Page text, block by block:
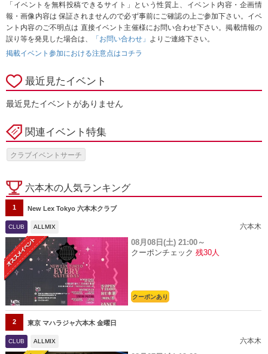
「イベントを無料投稿できるサイト」という性質上、イベント内容・企画情
報・画像内容は 保証されませんので必ず事前にご確認の上ご参加下さい。イベ
ント内容のご不明点は 直接イベント主催様にお問い合わせ下さい。掲載情報の
誤り等を発見した場合は、
「お問い合わせ」 よりご連絡下さい。
掲載イベント参加における注意点はコチラ
最近見たイベント
最近見たイベントがありません
関連イベント特集
クラブイベントサーチ
六本木の人気ランキング
1 New Lex Tokyo 六本木クラブ
CLUB ALLMIX 六本木
08月08日(土) 21:00～
クーポンチェック 残30人
クーポンあり
2 東京 マハラジャ六本木 金曜日
CLUB ALLMIX 六本木